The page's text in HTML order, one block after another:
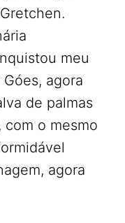
meu
agora
de palmas
o mesmo
agora